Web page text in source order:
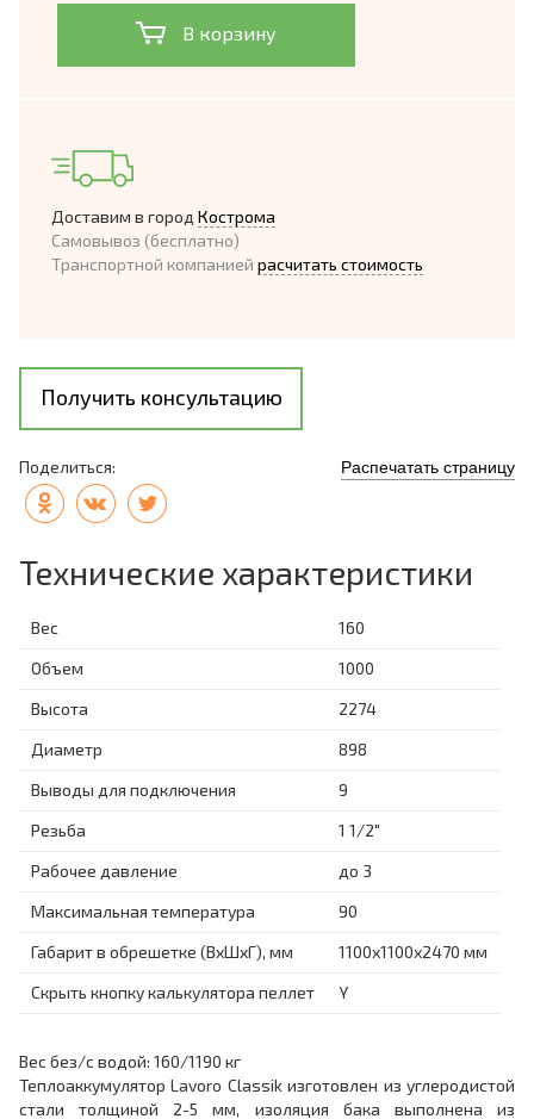
В корзину
Доставим в город Кострома
Самовывоз (бесплатно)
Транспортной компанией расчитать стоимость
Получить консультацию
Поделиться: Распечатать страницу
Технические характеристики
Вес
160
Объем
1000
Высота
2274
Диаметр
898
Выводы для подключения
9
Резьба
1 1/2"
Рабочее давление
до 3
Максимальная температура
90
Габарит в обрешетке (ВхШхГ), мм
1100х1100х2470 мм
Скрыть кнопку калькулятора пеллет
Y
Вес без/с водой: 160/1190 кг
Теплоаккумулятор Lavoro Classik изготовлен из углеродистой
стали толщиной 2-5 мм, изоляция бака выполнена из